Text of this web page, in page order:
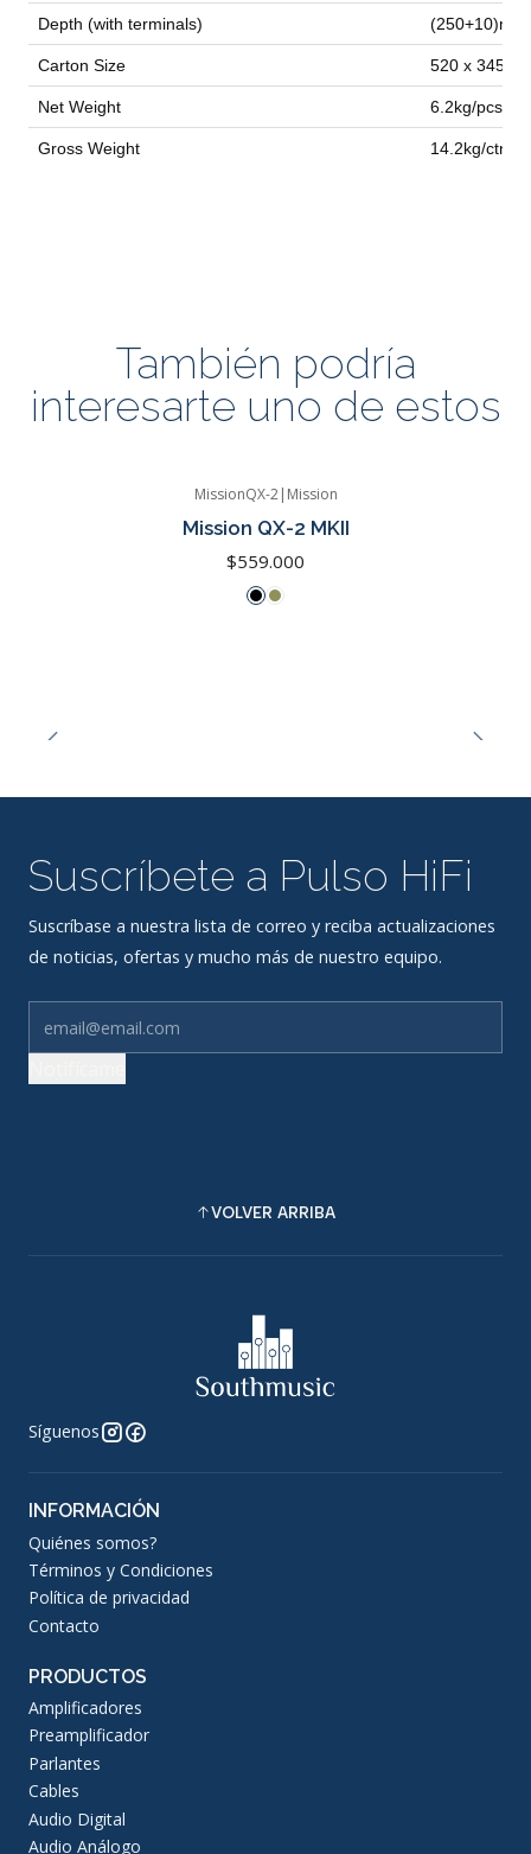
Depth (with terminals) (250+10)mm
Carton Size 520 x 345 x
Net Weight 6.2kg/pcs
Gross Weight 14.2kg/ctn
También podría
interesarte uno de estos
MissionQX-2| Mission
Mission QX-2 MKII
$559.000
Suscríbete a Pulso HiFi
Suscríbase a nuestra lista de correo y reciba actualizaciones
de noticias, ofertas y mucho más de nuestro equipo.
VOLVER ARRIBA
Síguenos
INFORMACIÓN
Quiénes somos?
Términos y Condiciones
Política de privacidad
Contacto
PRODUCTOS
Amplificadores
Preamplificador
Parlantes
Cables
Audio Digital
Audio Análogo